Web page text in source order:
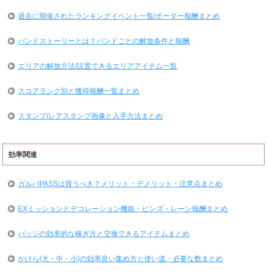
過去に開催されたランキングイベント一覧/ボーダー報酬まとめ
バンドストーリーとは？バンドごとの解放条件と報酬
エリアの解放方法/設置できるエリアアイテム一覧
スコアランク別と獲得報酬一覧まとめ
スタンプ/レアスタンプ画像と入手方法まとめ
効率関連
ガルパPASSは買うべき？メリット・デメリット・注意点まとめ
EXミッションとデコレーション機能・ピンズ・レーン報酬まとめ
バッジの効率的な稼ぎ方と交換できるアイテムまとめ
かけら(大・中・小)の効率良い集め方と使い道・必要な数まとめ